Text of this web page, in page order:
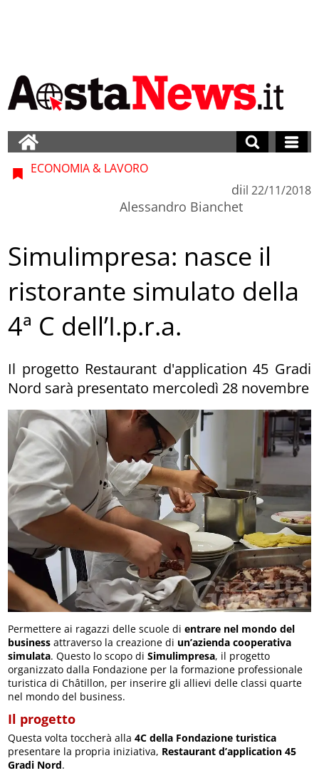
ECONOMIA & LAVORO
di
Alessandro Bianchet
il 22/11/2018
Simulimpresa: nasce il
ristorante simulato della
4ª C dell’I.p.r.a.
Il progetto Restaurant d'application 45 Gradi
Nord sarà presentato mercoledì 28 novembre
Permettere ai ragazzi delle scuole dientrare nel mondo del
business attraverso la creazione di un’azienda cooperativa
simulata. Questo lo scopo diSimulimpresa, il progetto
organizzato dalla Fondazione per la formazione professionale
turistica di Châtillon, per inserire gli allievi delle classi quarte
nel mondo del business.
Il progetto
Questa volta toccherà alla4C della Fondazione turistica
presentare la propria iniziativa, Restaurant d’application 45
Gradi Nord.